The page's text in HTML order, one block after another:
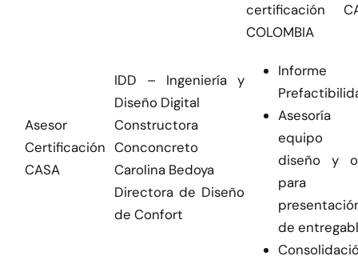
Asesor
Certificación
CASA
IDD – Ingeniería y
Diseño Digital
Constructora
Conconcreto
Carolina Bedoya
Directora de Diseño
de Confort
certificación
COLOMBIA
Informe
equipo
diseño y
para
de